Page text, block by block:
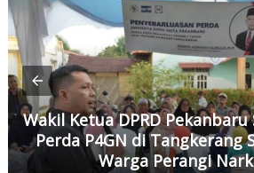
Wakil Ketua DPRD Pekanbaru
Perda P4GN di Tangkerang
Warga Perangi